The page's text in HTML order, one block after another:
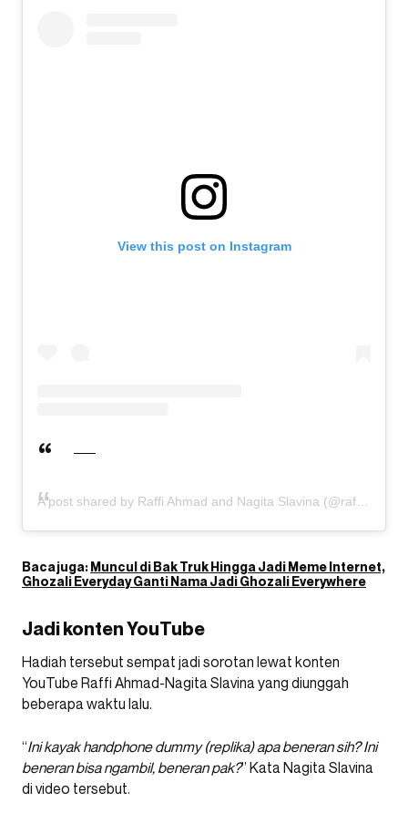
View this post on Instagram
A post shared by Raffi Ahmad and Nagita Slavina (@raffinagita1717)
Baca juga:Muncul di Bak Truk Hingga Jadi Meme Internet,
Ghozali Everyday Ganti Nama Jadi Ghozali Everywhere
Jadi konten YouTube
Hadiah tersebut sempat jadi sorotan lewat konten
YouTube Raffi Ahmad-Nagita Slavina yang diunggah
beberapa waktu lalu.
“Ini kayak handphone dummy (replika) apa beneran sih? Ini
beneran bisa ngambil, beneran pak?” Kata Nagita Slavina
di video tersebut.